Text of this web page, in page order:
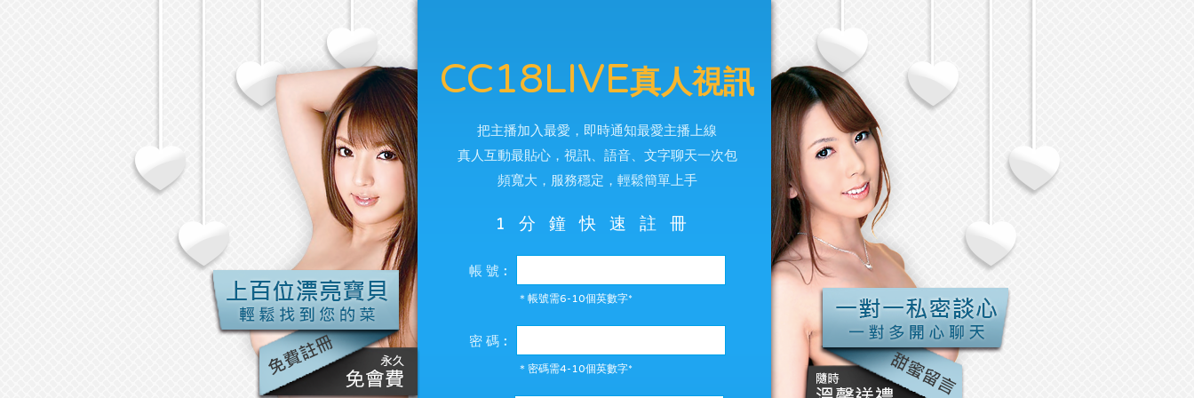
CC18LIVE真人視訊
把主播加入最愛，即時通知最愛主播上線
真人互動最貼心，視訊、語音、文字聊天一次包
頻寬大，服務穩定，輕鬆簡單上手
1分鐘快速註冊
帳 號︰
＊帳號需6-10個英數字*
密 碼︰
＊密碼需4-10個英數字*